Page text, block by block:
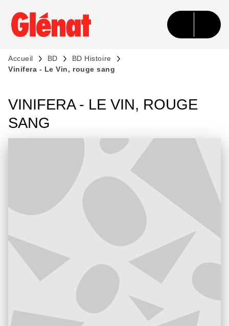
MENU RECHERCHE CONTENU
PIED DE PAGE
Accueil BD
BD Histoire
Vinifera - Le Vin, rouge sang
VINIFERA - LE VIN, ROUGE
SANG